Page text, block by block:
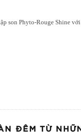
son Phyto-Rouge Shine với
ĐÊM TỪ